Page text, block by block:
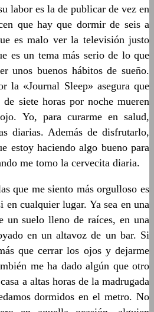
labor es la de publicar de vez en
que hay que dormir de seis a
es malo ver la televisión justo
es un tema más serio de lo que
unos buenos hábitos de sueño.
la «Journal Sleep» asegura que
de siete horas por noche mueren
Yo, para curarme en salud,
diarias. Además de disfrutarlo,
estoy haciendo algo bueno para
me tomo la cervecita diaria.
que me siento más orgulloso es
en cualquier lugar. Ya sea en una
un suelo lleno de raíces, en una
en un altavoz de un bar. Si
que cerrar los ojos y dejarme
me ha dado algún que otro
a altas horas de la madrugada
dormidos en el metro. No